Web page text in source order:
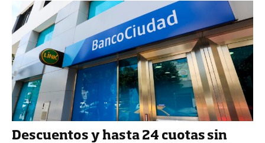
Descuentos y hasta 24 cuotas sin